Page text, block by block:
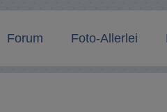
Forum Foto-Allerlei